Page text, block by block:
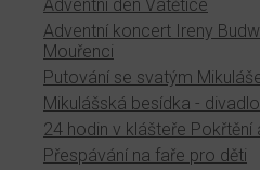
Adventní den Vatětice
Adventní koncert Ireny
Mouřenci
Putování se svatým
Mikulášská besídka - divadlo
24 hodin v klášteře Pokřtění
Přespávání na faře pro děti